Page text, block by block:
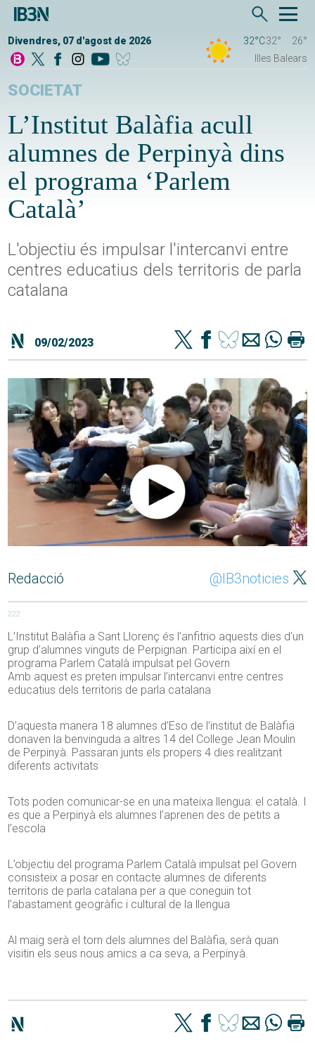
Divendres, 07 d'agost de 2026 32°C32°
26°
Illes Balears
SOCIETAT
L’Institut Balàfia acull
alumnes de Perpinyà dins
el programa ‘Parlem
Català’
L'objectiu és impulsar l'intercanvi entre
centres educatius dels territoris de parla
catalana
09/02/2023
Redacció @IB3noticies
222
L’Institut Balàfia a Sant Llorenç és l’anfitrio aquests dies d’un
grup d’alumnes vinguts de Perpignan. Participa així en el
programa Parlem Català impulsat pel Govern
Amb aquest es preten impulsar l’intercanvi entre centres
educatius dels territoris de parla catalana
D’aquesta manera 18 alumnes d’Eso de l’institut de Balàfia
donaven la benvinguda a altres 14 del College Jean Moulin
de Perpinyà. Passaran junts els propers 4 dies realitzant
diferents activitats
Tots poden comunicar-se en una mateixa llengua: el català. I
es que a Perpinyà els alumnes l’aprenen des de petits a
l’escola
L’objectiu del programa Parlem Català impulsat pel Govern
consisteix a posar en contacte alumnes de diferents
territoris de parla catalana per a que coneguin tot
l’abastament geogràfic i cultural de la llengua
Al maig serà el torn dels alumnes del Balàfia, serà quan
visitin els seus nous amics a ca seva, a Perpinyà.